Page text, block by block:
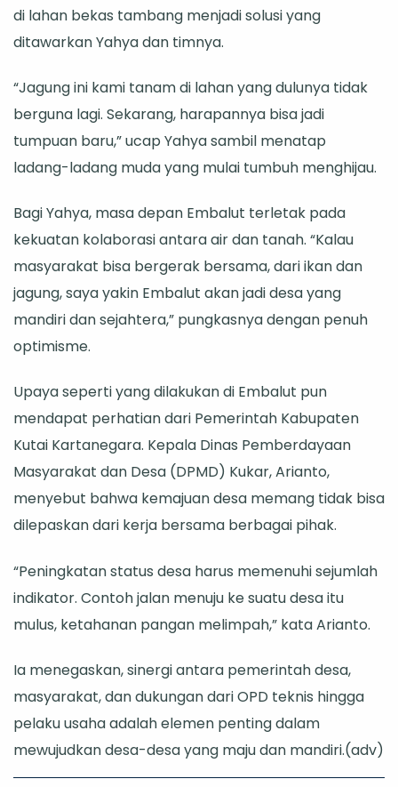
di lahan bekas tambang menjadi solusi yang
ditawarkan Yahya dan timnya.
“Jagung ini kami tanam di lahan yang dulunya tidak
berguna lagi. Sekarang, harapannya bisa jadi
tumpuan baru,” ucap Yahya sambil menatap
ladang-ladang muda yang mulai tumbuh menghijau.
Bagi Yahya, masa depan Embalut terletak pada
kekuatan kolaborasi antara air dan tanah. “Kalau
masyarakat bisa bergerak bersama, dari ikan dan
jagung, saya yakin Embalut akan jadi desa yang
mandiri dan sejahtera,” pungkasnya dengan penuh
optimisme.
Upaya seperti yang dilakukan di Embalut pun
mendapat perhatian dari Pemerintah Kabupaten
Kutai Kartanegara. Kepala Dinas Pemberdayaan
Masyarakat dan Desa (DPMD) Kukar, Arianto,
menyebut bahwa kemajuan desa memang tidak bisa
dilepaskan dari kerja bersama berbagai pihak.
“Peningkatan status desa harus memenuhi sejumlah
indikator. Contoh jalan menuju ke suatu desa itu
mulus, ketahanan pangan melimpah,” kata Arianto.
Ia menegaskan, sinergi antara pemerintah desa,
masyarakat, dan dukungan dari OPD teknis hingga
pelaku usaha adalah elemen penting dalam
mewujudkan desa-desa yang maju dan mandiri.(adv)